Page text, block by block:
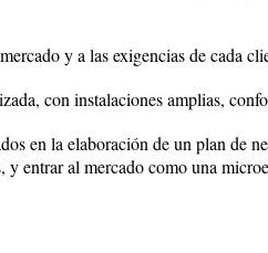
y a las exigencias de cada
con instalaciones amplias,
en la elaboración de un plan de
entrar al mercado como una